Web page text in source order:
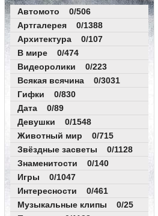
Автомото 0/506
Артгалерея 0/1388
Архитектура 0/107
В мире 0/474
Видеоролики 0/223
Всякая всячина 0/3031
Гифки 0/830
Дата 0/89
Девушки 0/1548
Животный мир 0/715
Звёздные засветы 0/1128
Знаменитости 0/140
Игры 0/1047
Интересности 0/461
Музыкальные клипы 0/25